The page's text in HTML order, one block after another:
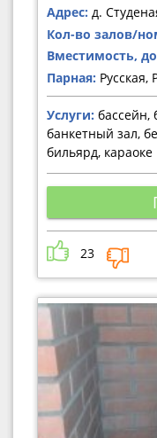
Адрес: д.
Кол-во залов/
Вместимость,
Парная: Русская,
Услуги: бассейн,
банкетный зал,
бильярд, караоке
23